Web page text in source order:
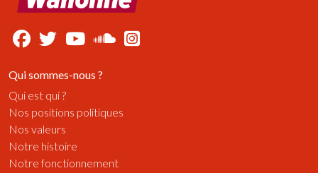
Qui sommes-nous ?
Qui est qui ?
Nos positions politiques
Nos valeurs
Notre histoire
Notre fonctionnement